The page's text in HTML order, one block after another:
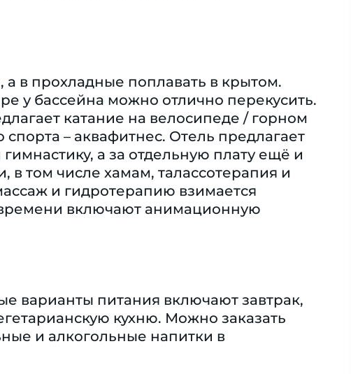
в прохладные поплавать в крытом.
у бассейна можно отлично перекусить.
катание на велосипеде / горном
– аквафитнес. Отель предлагает
а за отдельную плату ещё и
в том числе хамам, талассотерапия и
и гидротерапию взимается
включают анимационную
варианты питания включают завтрак,
кухню. Можно заказать
и алкогольные напитки в